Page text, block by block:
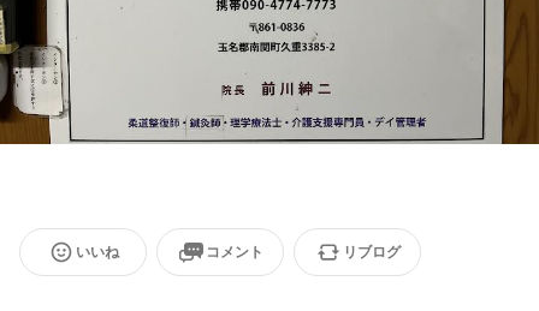
いいね コメント リブログ